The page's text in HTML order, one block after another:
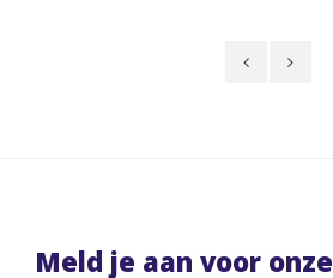
Meld je aan voor